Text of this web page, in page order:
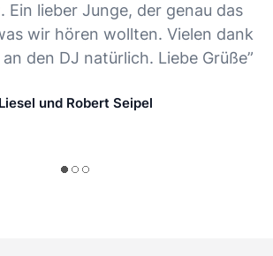
Ein lieber Junge, der genau das
wir hören wollten. Vielen dank
den DJ natürlich. Liebe Grüße”
Liesel und Robert Seipel